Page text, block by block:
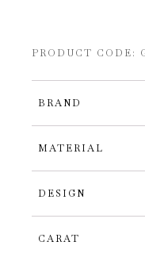
PRODUCT CODE:
BRAND
MATERIAL
DESIGN
CARAT